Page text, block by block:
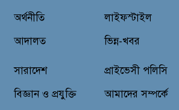
জে.আই. চৌধুরী যুব ফাউন্ডেশনের
বিতরণ
অর্থনীতি
আদালত
লাইফস্টাইল
ভিন্ন-খবর
সারাদেশ
বিজ্ঞান ও প্রযুক্তি
প্রাইভেসী পলিসি
আমাদের সম্পর্কে